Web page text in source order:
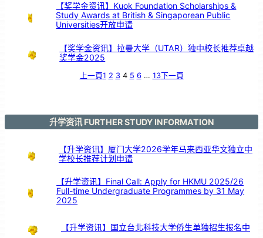
【奖学金资讯】Kuok Foundation Scholarships &
Study Awards at British & Singaporean Public
Universities开放申请
【奖学金资讯】拉曼大学（UTAR）独中校长推荐卓越
奖学金2025
上一頁1 2 3 4 5 6 … 13下一頁
升学资讯 FURTHER STUDY INFORMATION
【升学资讯】厦门大学2026学年马来西亚华文独立中
学校长推荐计划申请
【升学资讯】Final Call: Apply for HKMU 2025/26
Full-time Undergraduate Programmes by 31 May
2025
【升学资讯】国立台北科技大学侨生单独招生报名中